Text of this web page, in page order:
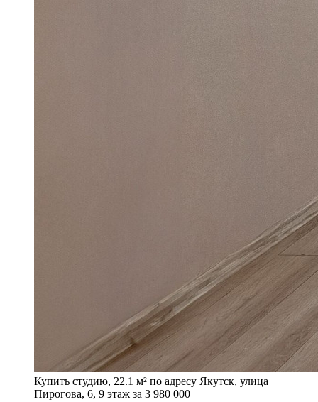
Купить студию, 22.1 м² по адресу Якутск, улица
Пирогова, 6, 9 этаж за 3 980 000